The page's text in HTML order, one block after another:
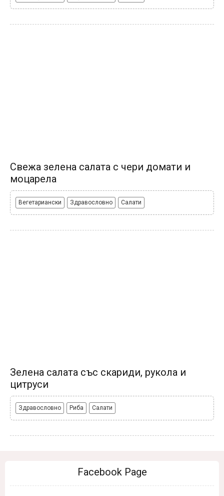
Свежа зелена салата с чери домати и
моцарела
Вегетариански Здравословно Салати
Зелена салата със скариди, рукола и
цитруси
Здравословно Риба Салати
Facebook Page